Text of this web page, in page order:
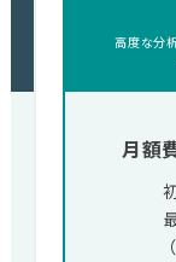
高度な分
月額